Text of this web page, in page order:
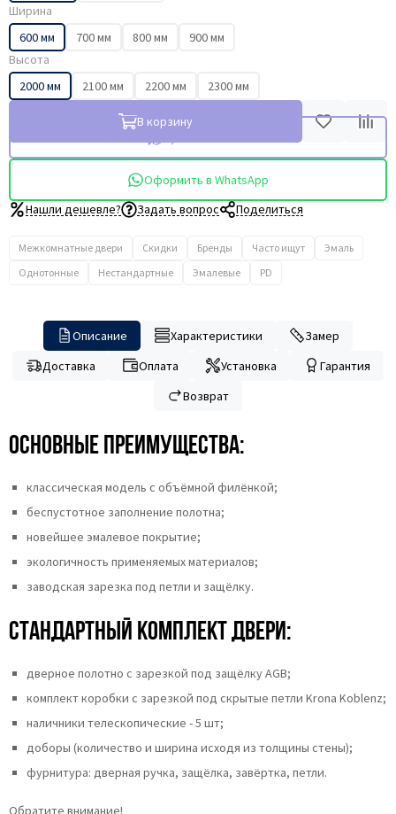
Ширина
600 мм
700 мм 800 мм
900 мм
Высота
2000 мм
2100 мм 2200 мм 2300 мм
В корзину
Оформить в WhatsApp
Нашли дешевле?
Задать вопрос Поделиться
Межкомнатные двери Скидки Бренды Часто ищут
Эмаль
Однотонные
Нестандартные Эмалевые PD
Описание Характеристики
Замер
Доставка
Оплата Установка
Гарантия
Возврат
Основные преимущества:
классическая модель с объёмной филёнкой;
беспустотное заполнение полотна;
новейшее эмалевое покрытие;
экологичность применяемых материалов;
заводская зарезка под петли и защёлку.
Стандартный комплект двери:
дверное полотно с зарезкой под защёлку AGB;
комплект коробки с зарезкой под скрытые петли Krona Koblenz;
наличники телескопические - 5 шт;
доборы (количество и ширина исходя из толщины стены);
фурнитура: дверная ручка, защёлка, завёртка, петли.
Обратите внимание!